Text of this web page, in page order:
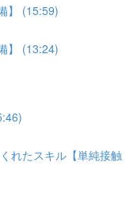
】 (15:59)
】 (13:24)
れたスキル【単純接触